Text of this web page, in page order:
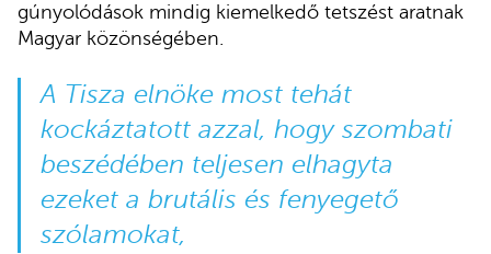
gúnyolódások mindig kiemelkedő tetszést aratnak
Magyar közönségében.
A Tisza elnöke most tehát
kockáztatott azzal, hogy szombati
beszédében teljesen elhagyta
ezeket a brutális és fenyegető
szólamokat,